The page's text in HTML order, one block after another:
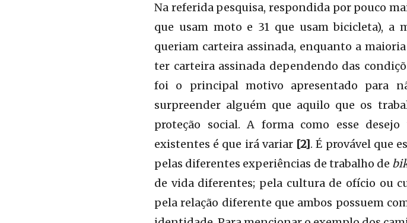
Na referida pesquisa, respondida por pouco
que usam moto e 31 que usam bicicleta), a
queriam carteira assinada, enquanto a
ter carteira assinada dependendo das
foi o principal motivo apresentado para
surpreender alguém que aquilo que os
proteção social. A forma como esse
existentes é que irá variar [2]. É provável que
pelas diferentes experiências de trabalho de
de vida diferentes; pela cultura de ofício ou
pela relação diferente que ambos possuem